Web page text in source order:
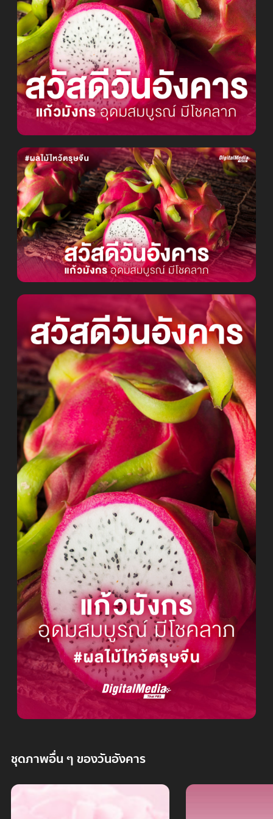
ชุดภาพอื่น ๆ ของวันอังคาร